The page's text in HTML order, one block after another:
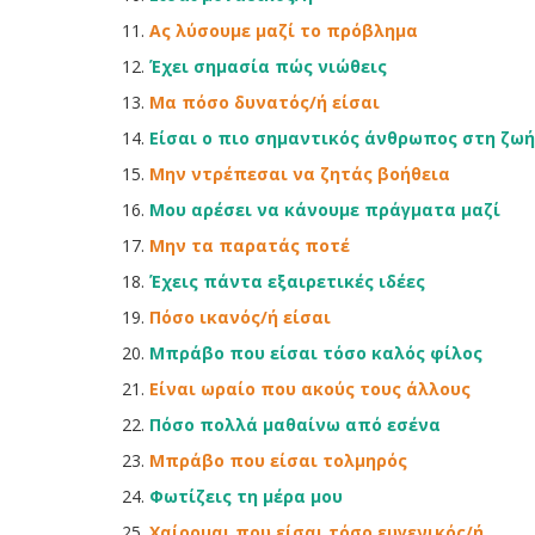
11. Ας λύσουμε μαζί το πρόβλημα
12. Έχει σημασία πώς νιώθεις
13. Μα πόσο δυνατός/ή είσαι
14. Είσαι ο πιο σημαντικός άνθρωπος στη
15. Μην ντρέπεσαι να ζητάς βοήθεια
16. Μου αρέσει να κάνουμε πράγματα μαζί
17. Μην τα παρατάς ποτέ
18. Έχεις πάντα εξαιρετικές ιδέες
19. Πόσο ικανός/ή είσαι
20. Μπράβο που είσαι τόσο καλός φίλος
21. Είναι ωραίο που ακούς τους άλλους
22. Πόσο πολλά μαθαίνω από εσένα
23. Μπράβο που είσαι τολμηρός
24. Φωτίζεις τη μέρα μου